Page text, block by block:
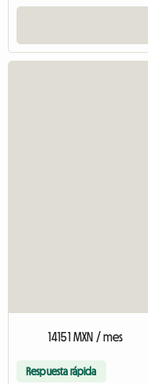
14151 MXN / mes
Respuesta rápida